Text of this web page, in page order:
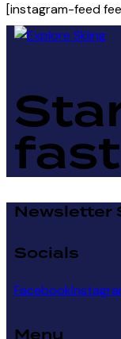
[instagram-feed
Newsletter
Socials
Facebook